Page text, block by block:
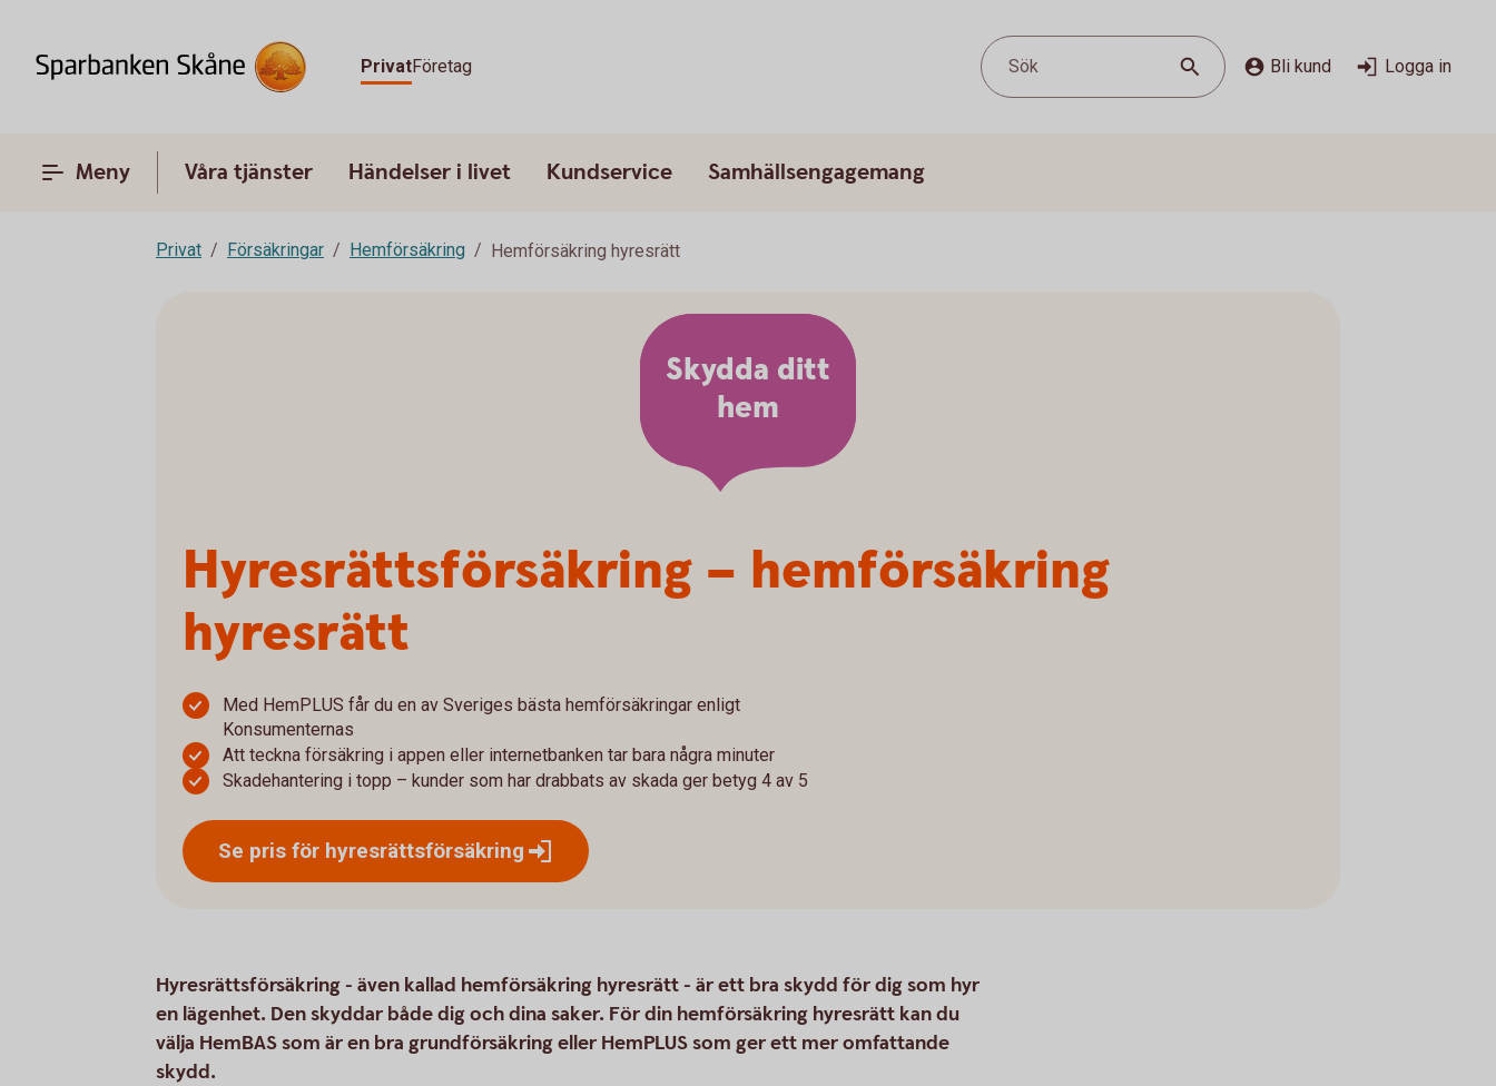
PrivatFöretag Sök Bli kund Logga in
Meny Våra tjänster Händelser i livet Kundservice Samhällsengagemang
Privat Försäkringar Hemförsäkring Hemförsäkring hyresrätt
Hyresrätts­försäkring – hemförsäkring
hyresrätt
Med HemPLUS får du en av Sveriges bästa hemförsäkringar enligt
Konsumenternas
Att teckna försäkring i appen eller internetbanken tar bara några minuter
Skadehantering i topp – kunder som har drabbats av skada ger betyg 4 av 5
Se pris för hyresrättsförsäkring
Skydda ditt
hem
Hyresrättsförsäkring - även kallad hemförsäkring hyresrätt - är ett bra skydd för dig som hyr
en lägenhet. Den skyddar både dig och dina saker. För din hemförsäkring hyresrätt kan du
välja HemBAS som är en bra grundförsäkring eller HemPLUS som ger ett mer omfattande
skydd.